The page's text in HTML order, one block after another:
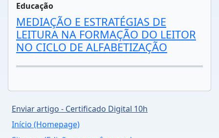
Educação
MEDIAÇÃO E ESTRATÉGIAS DE
LEITURA NA FORMAÇÃO DO LEITOR
NO CICLO DE ALFABETIZAÇÃO
Enviar artigo - Certificado Digital 10h
Início (Homepage)